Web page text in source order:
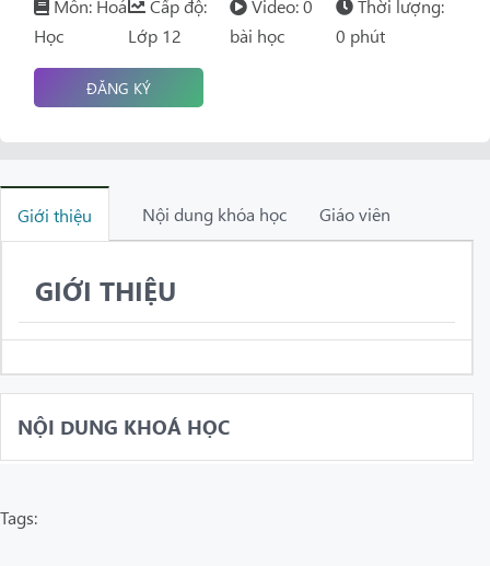
Môn: Hoá
Học
Cấp độ:
Lớp 12
Video: 0
bài học
Thời lượng:
0 phút
ĐĂNG KÝ
Giới thiệu Nội dung khóa học Giáo viên
GIỚI THIỆU
NỘI DUNG KHOÁ HỌC
Tags: